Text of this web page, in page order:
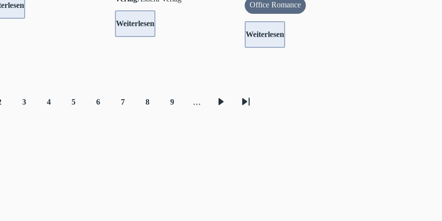
Weiterlesen
Office Romance
Weiterlesen
3 4 5 6 7 8 9 …
Letzte